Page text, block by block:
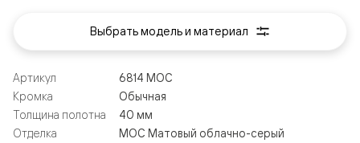
Артикул
6814 МОС
Кромка
Обычная
Толщина полотна
40 мм
Отделка
МОС Матовый облачно-серый
Выбрать модель и материал